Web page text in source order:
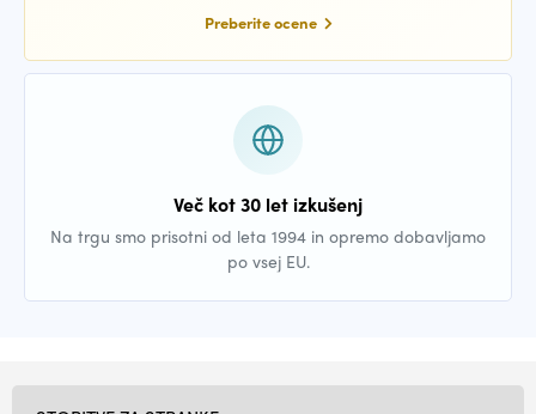
Preberite ocene
Več kot 30 let izkušenj
Na trgu smo prisotni od leta 1994 in opremo dobavljamo
po vsej EU.